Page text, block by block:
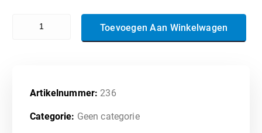
Toevoegen Aan Winkelwagen
Artikelnummer: 236
Categorie: Geen categorie